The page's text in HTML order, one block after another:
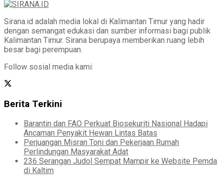
Sirana.id adalah media lokal di Kalimantan Timur yang hadir
dengan semangat edukasi dan sumber informasi bagi publik
Kalimantan Timur. Sirana berupaya memberikan ruang lebih
besar bagi perempuan.
Follow sosial media kami:
Berita Terkini
Barantin dan FAO Perkuat Biosekuriti Nasional Hadapi
Ancaman Penyakit Hewan Lintas Batas
Perjuangan Misran Toni dan Pekerjaan Rumah
Perlindungan Masyarakat Adat
236 Serangan Judol Sempat Mampir ke Website Pemda
di Kaltim